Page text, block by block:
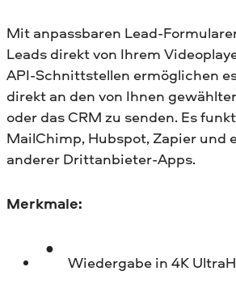
Mit anpassbaren Lead-
Leads direkt von Ihrem
API-Schnittstellen ermöglichen
direkt an den von Ihnen
oder das CRM zu senden. Es
MailChimp, Hubspot, Zapier und
anderer Drittanbieter-Apps.
Merkmale:
Wiedergabe in 4K